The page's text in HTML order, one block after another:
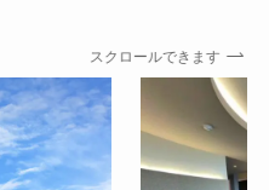
スクロールできます